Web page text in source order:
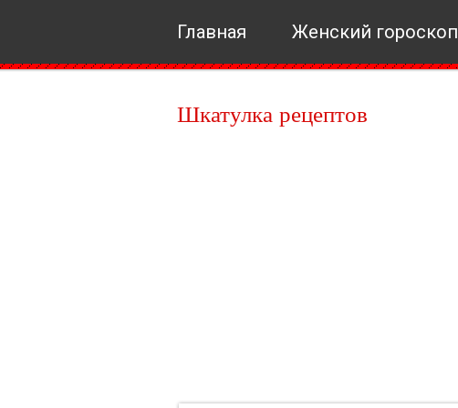
Главная Женский гороскоп
Шкатулка рецептов